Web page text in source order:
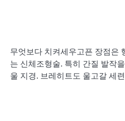
무엇보다 치켜세우고픈 장점은
는 신체조형술. 특히 간질 발작
울 지경. 브레히트도 울고갈 세